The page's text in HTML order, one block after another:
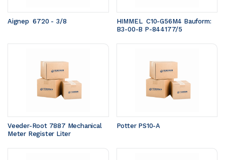
Aignep  6720 - 3/8
HIMMEL  C10-G56M4 Bauform:
B3-00-B P-844177/5
Veeder-Root 7887 Mechanical
Meter Register Liter
Potter PS10-A